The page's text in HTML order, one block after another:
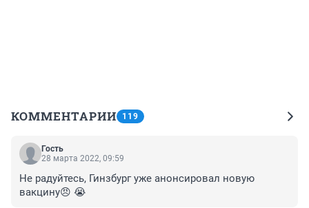
КОММЕНТАРИИ 119
Гость
28 марта 2022, 09:59
Не радуйтесь, Гинзбург уже анонсировал новую
вакцину😠 😭